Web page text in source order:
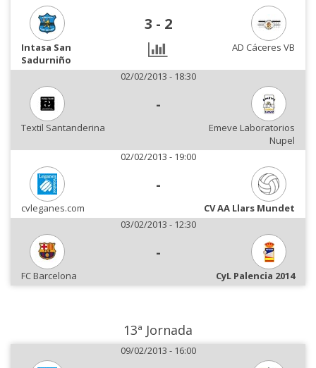
3 - 2
Intasa San
Sadurniño
AD Cáceres VB
02/02/2013 - 18:30
-
Textil Santanderina
Emeve Laboratorios
Nupel
02/02/2013 - 19:00
-
cvleganes.com
CV AA Llars Mundet
03/02/2013 - 12:30
-
FC Barcelona CyL Palencia 2014
13ª Jornada
09/02/2013 - 16:00